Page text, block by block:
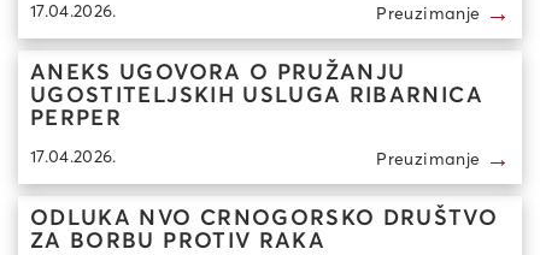
17.04.2026. Preuzimanje →
ANEKS UGOVORA O PRUŽANJU
UGOSTITELJSKIH USLUGA RIBARNICA
PERPER
17.04.2026. Preuzimanje →
ODLUKA NVO CRNOGORSKO DRUŠTVO
ZA BORBU PROTIV RAKA